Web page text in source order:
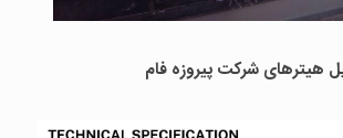
هیترهای شرکت پیروزه فام